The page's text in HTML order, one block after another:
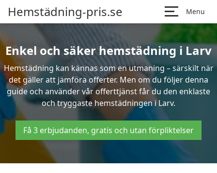
Hemstädning-pris.se Menu
Enkel och säker hemstädning i Larv
Hemstädning kan kännas som en utmaning – särskilt när
det gäller att jämföra offerter. Men om du följer denna
guide och använder vår offerttjänst får du den enklaste
och tryggaste hemstädningen i Larv.
Få 3 erbjudanden, gratis och utan förpliktelser